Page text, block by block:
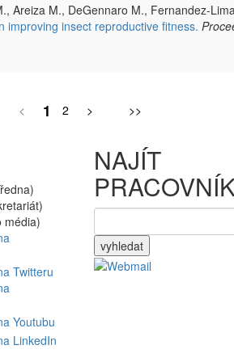
Areiza M., DeGennaro M., Fernandez-
improving insect reproductive fitness.
< 1 2 > >>
média)
NAJÍT
vyhledat